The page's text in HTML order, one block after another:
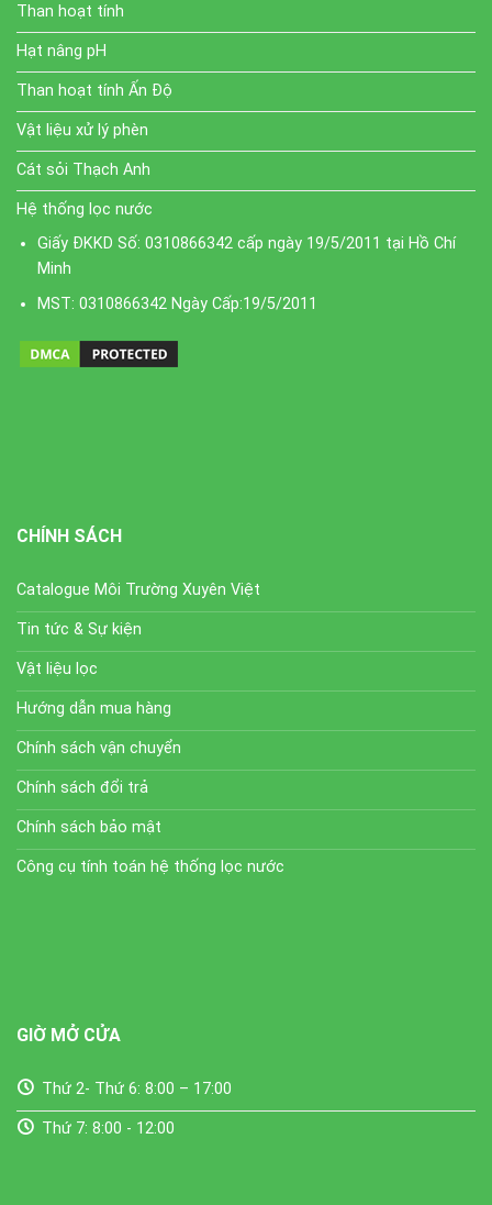
Than hoạt tính
Hạt nâng pH
Than hoạt tính Ấn Độ
Vật liệu xử lý phèn
Cát sỏi Thạch Anh
Hệ thống lọc nước
Giấy ĐKKD Số: 0310866342 cấp ngày 19/5/2011 tại Hồ Chí
Minh
MST: 0310866342 Ngày Cấp:19/5/2011
CHÍNH SÁCH
Catalogue Môi Trường Xuyên Việt
Tin tức & Sự kiện
Vật liệu lọc
Hướng dẫn mua hàng
Chính sách vận chuyển
Chính sách đổi trả
Chính sách bảo mật
Công cụ tính toán hệ thống lọc nước
GIỜ MỞ CỬA
Thứ 2- Thứ 6: 8:00 – 17:00
Thứ 7: 8:00 - 12:00